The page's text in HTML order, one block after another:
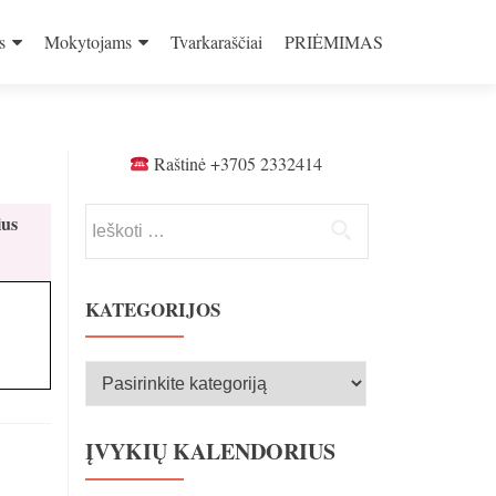
Mokytojams Tvarkaraščiai PRIĖMIMAS
Raštinė +3705 2332414
KATEGORIJOS
Kategorijos
ĮVYKIŲ KALENDORIUS